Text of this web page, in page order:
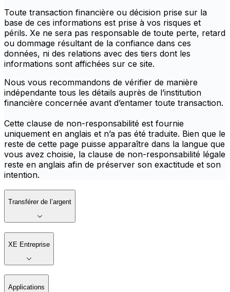
Toute transaction financière ou décision prise sur la
base de ces informations est prise à vos risques et
périls. Xe ne sera pas responsable de toute perte, retard
ou dommage résultant de la confiance dans ces
données, ni des relations avec des tiers dont les
informations sont affichées sur ce site.
Nous vous recommandons de vérifier de manière
indépendante tous les détails auprès de l’institution
financière concernée avant d’entamer toute transaction.
Cette clause de non-responsabilité est fournie
uniquement en anglais et n’a pas été traduite. Bien que le
reste de cette page puisse apparaître dans la langue que
vous avez choisie, la clause de non-responsabilité légale
reste en anglais afin de préserver son exactitude et son
intention.
Transférer de l’argent
XE Entreprise
Applications